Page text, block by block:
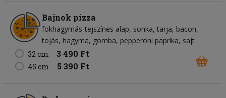
Bajnok pizza
fokhagymás-tejszínes alap sonka tarja bacon
tojás hagyma gomba pepperoni paprika sajt
32 cm
3 490 Ft
45 cm 5 390 Ft